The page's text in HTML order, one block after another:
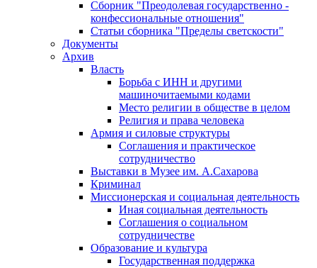
Сборник "Преодолевая государственно -
конфессиональные отношения"
Статьи сборника "Пределы светскости"
Документы
Архив
Власть
Борьба с ИНН и другими
машиночитаемыми кодами
Место религии в обществе в целом
Религия и права человека
Армия и силовые структуры
Соглашения и практическое
сотрудничество
Выставки в Музее им. А.Сахарова
Криминал
Миссионерская и социальная деятельность
Иная социальная деятельность
Соглашения о социальном
сотрудничестве
Образование и культура
Государственная поддержка